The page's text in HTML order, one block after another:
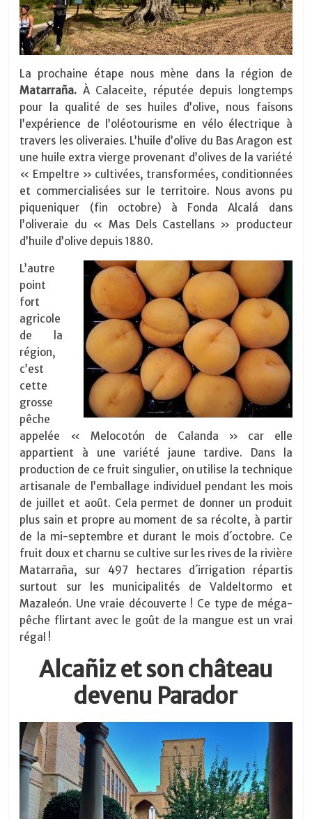
La prochaine étape nous mène dans la région de
Matarraña. À Calaceite, réputée depuis longtemps
pour la qualité de ses huiles d’olive, nous faisons
l’expérience de l’oléotourisme en vélo électrique à
travers les oliveraies. L’huile d’olive du Bas Aragon est
une huile extra vierge provenant d’olives de la variété
« Empeltre » cultivées, transformées, conditionnées
et commercialisées sur le territoire. Nous avons pu
piqueniquer (fin octobre) à Fonda Alcalá dans
l’oliveraie du « Mas Dels Castellans » producteur
d’huile d’olive depuis 1880.
L’autre
point
fort
agricole
de la
région,
c’est
cette
grosse
pêche
appelée « Melocotón de Calanda » car elle
appartient à une variété jaune tardive. Dans la
production de ce fruit singulier, on utilise la technique
artisanale de l’emballage individuel pendant les mois
de juillet et août. Cela permet de donner un produit
plus sain et propre au moment de sa récolte, à partir
de la mi-septembre et durant le mois d´octobre. Ce
fruit doux et charnu se cultive sur les rives de la rivière
Matarraña, sur 497 hectares d´irrigation répartis
surtout sur les municipalités de Valdeltormo et
Mazaleón. Une vraie découverte ! Ce type de méga-
pêche flirtant avec le goût de la mangue est un vrai
régal !
Alcañiz et son château
devenu Parador